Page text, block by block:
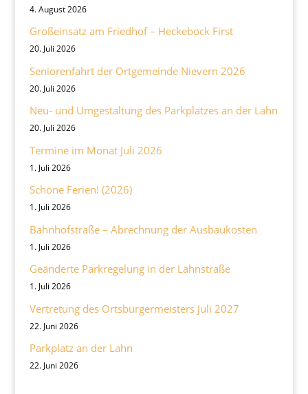
4. August 2026
Großeinsatz am Friedhof – Heckebock First
20. Juli 2026
Seniorenfahrt der Ortgemeinde Nievern 2026
20. Juli 2026
Neu- und Umgestaltung des Parkplatzes an der Lahn
20. Juli 2026
Termine im Monat Juli 2026
1. Juli 2026
Schöne Ferien! (2026)
1. Juli 2026
Bahnhofstraße – Abrechnung der Ausbaukosten
1. Juli 2026
Geänderte Parkregelung in der Lahnstraße
1. Juli 2026
Vertretung des Ortsbürgermeisters Juli 2027
22. Juni 2026
Parkplatz an der Lahn
22. Juni 2026